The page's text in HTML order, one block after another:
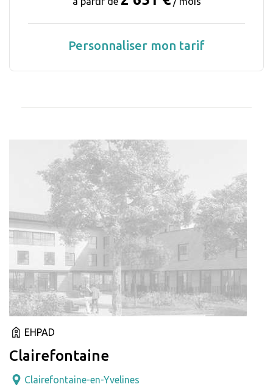
Personnaliser mon tarif
EHPAD
Clairefontaine
Clairefontaine-en-Yvelines